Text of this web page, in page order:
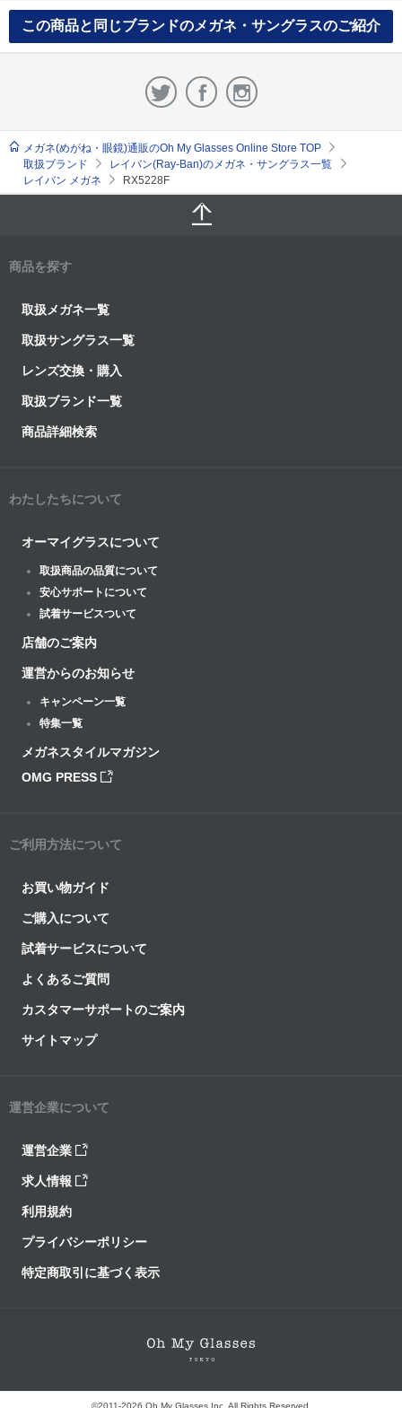
この商品と同じブランドのメガネ・サングラスのご紹介
メガネ(めがね・眼鏡)通販のOh My Glasses Online Store TOP
取扱ブランド
レイバン(Ray-Ban)のメガネ・サングラス一覧
レイバン メガネ
RX5228F
商品を探す
取扱メガネ一覧
取扱サングラス一覧
レンズ交換・購入
取扱ブランド一覧
商品詳細検索
わたしたちについて
オーマイグラスについて
取扱商品の品質について
安心サポートについて
試着サービスついて
店舗のご案内
運営からのお知らせ
キャンペーン一覧
特集一覧
メガネスタイルマガジン
OMG PRESS
ご利用方法について
お買い物ガイド
ご購入について
試着サービスについて
よくあるご質問
カスタマーサポートのご案内
サイトマップ
運営企業について
運営企業
求人情報
利用規約
プライバシーポリシー
特定商取引に基づく表示
©2011-2026 Oh My Glasses Inc. All Rights Reserved.